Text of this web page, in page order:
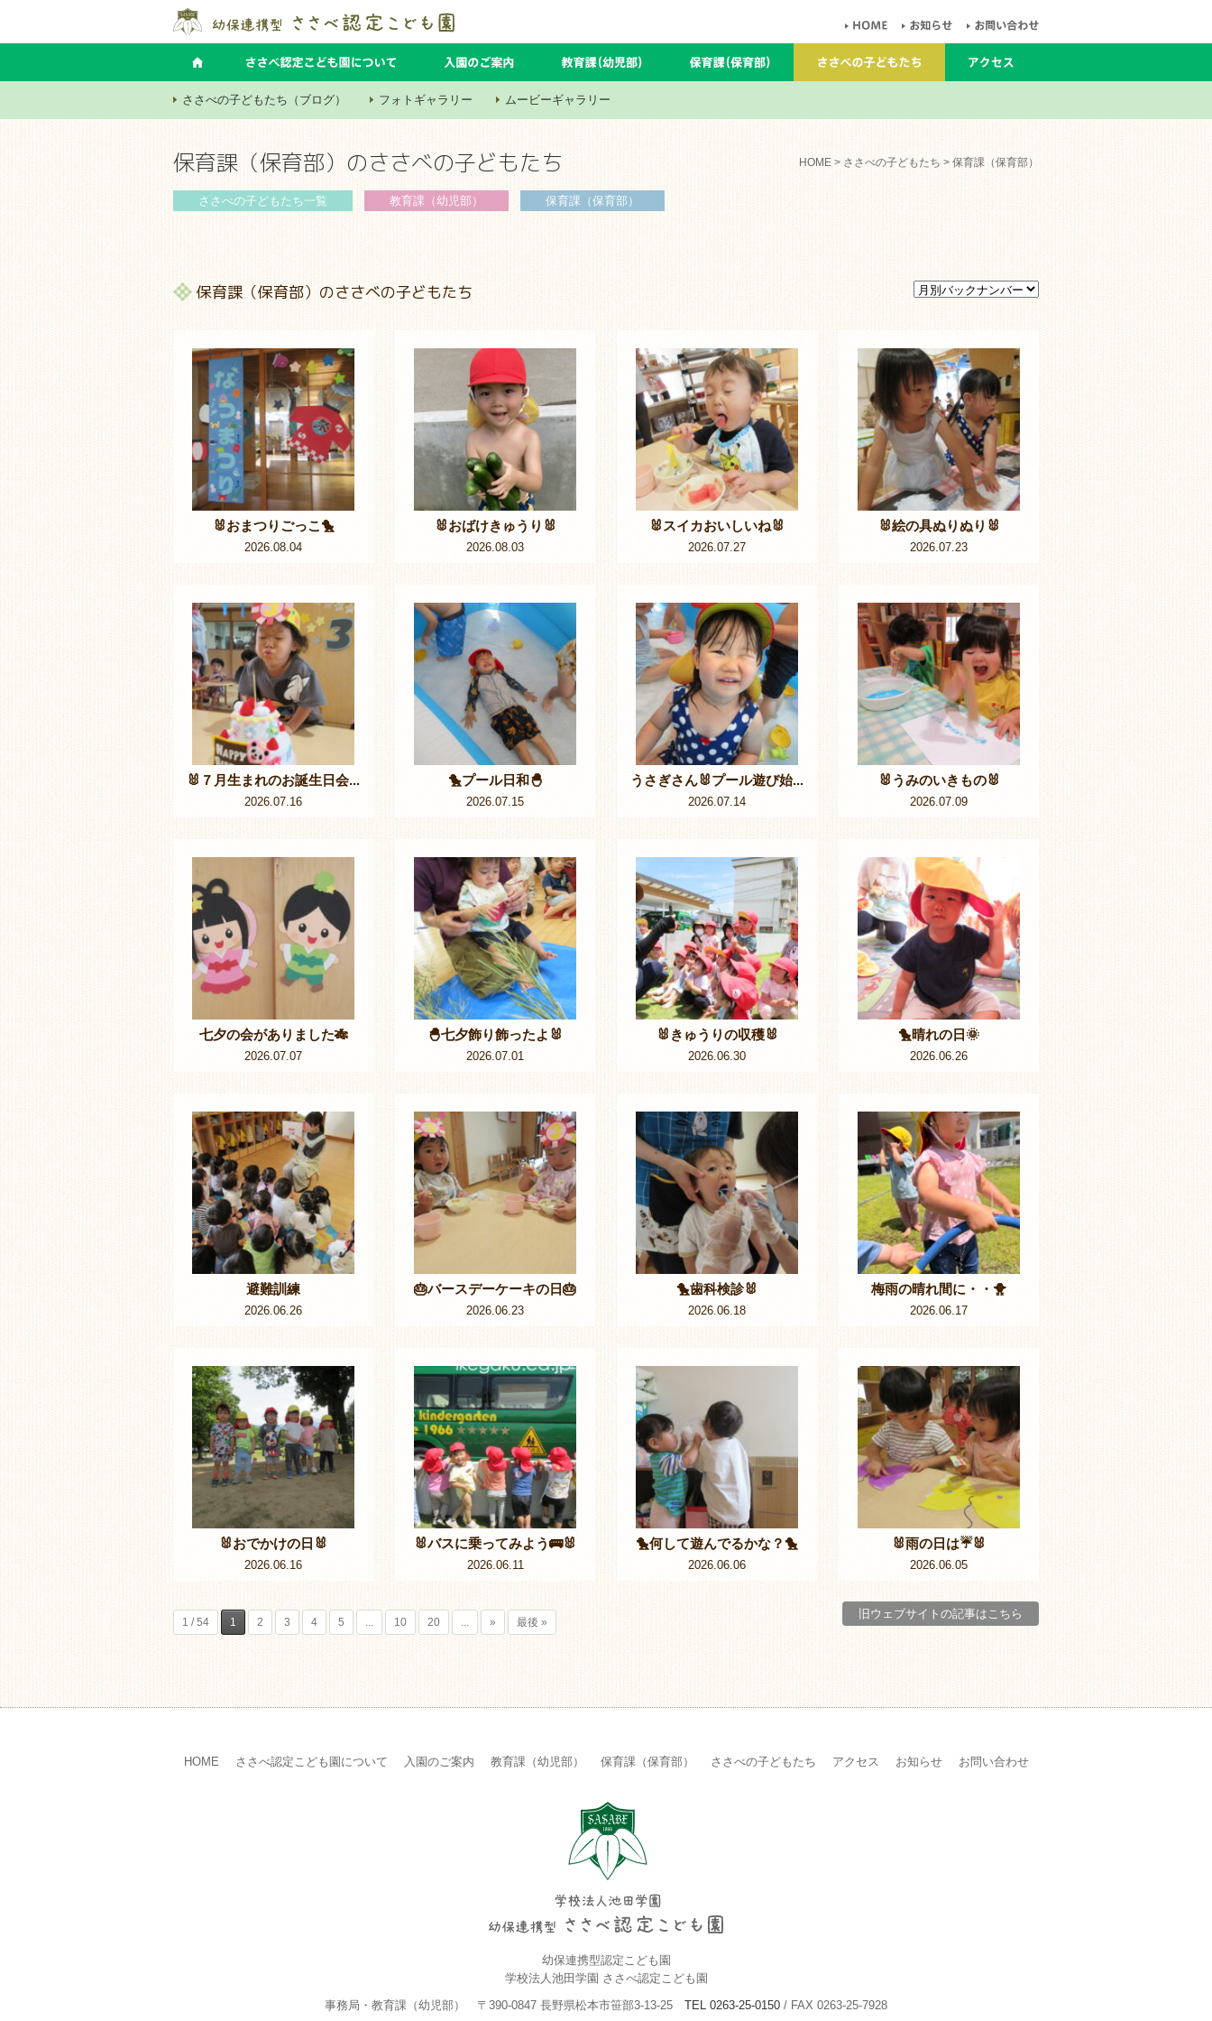
ささべの子どもたち（ブログ） フォトギャラリー ムービーギャラリー
保育課（保育部）のささべの子どもたち HOME > ささべの子どもたち > 保育課（保育部）
ささべの子どもたち一覧 教育課 （幼児部） 保育課 （保育部）
保育課（保育部）のささべの子どもたち
🐰おまつりごっこ🐤
2026.08.04
🐰おばけきゅうり🐰
2026.08.03
🐰スイカおいしいね🐰
2026.07.27
🐰絵の具ぬりぬり🐰
2026.07.23
🐰７月生まれのお誕生日会...
2026.07.16
🐤プール日和🐣
2026.07.15
うさぎさん🐰プール遊び始...
2026.07.14
🐰うみのいきもの🐰
2026.07.09
七夕の会がありました🎋
2026.07.07
🐣七夕飾り飾ったよ🐰
2026.07.01
🐰きゅうりの収穫🐰
2026.06.30
🐤晴れの日🌞
2026.06.26
避難訓練
2026.06.26
🎂バースデーケーキの日🎂
2026.06.23
🐤歯科検診🐰
2026.06.18
梅雨の晴れ間に・・🐥
2026.06.17
🐰おでかけの日🐰
2026.06.16
🐰バスに乗ってみよう🚌🐰
2026.06.11
🐤何して遊んでるかな？🐤
2026.06.06
🐰雨の日は☔🐰
2026.06.05
1 / 54 1 2 3 4 5 ... 10 20 ... » 最後 »
旧ウェブサイトの記事はこちら
HOME ささべ認定こども園について 入園のご案内 教育課（幼児部） 保育課（保育部） ささべの子どもたち アクセス お知らせ お問い合わせ
幼保連携型認定こども園
学校法人池田学園 ささべ認定こども園
事務局・教育課（幼児部）
〒390-0847 長野県松本市笹部3-13-25 TEL 0263-25-0150 / FAX 0263-25-7928